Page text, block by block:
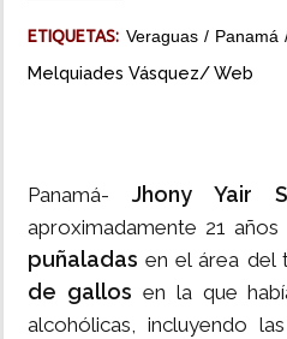
ETIQUETAS: Veraguas Panamá
Melquiades Vásquez/ Web
Panamá- Jhony Yair
aproximadamente 21 años
puñaladas en el área del
de gallos en la que
alcohólicas, incluyendo